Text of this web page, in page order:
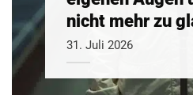
nicht mehr zu
31. Juli 2026